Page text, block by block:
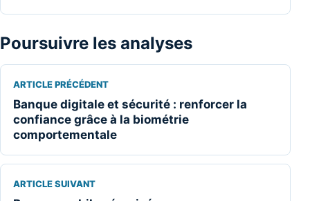
Poursuivre les analyses
ARTICLE PRÉCÉDENT
Banque digitale et sécurité : renforcer la
confiance grâce à la biométrie
comportementale
ARTICLE SUIVANT